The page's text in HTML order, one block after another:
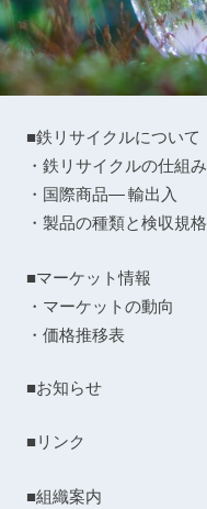
■鉄リサイクルについて
・鉄リサイクルの仕組み
・国際商品― 輸出入
・製品の種類と検収規格
■マーケット情報
・マーケットの動向
・価格推移表
■お知らせ
■リンク
■組織案内